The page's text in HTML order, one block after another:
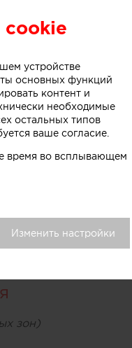
зонированию,
барная зона для
под размеры и
и визуальную
зон)
cookie
устройстве
основных функций
контент и
необходимые
остальных типов
ваше согласие.
время во всплывающем
Изменить настройки